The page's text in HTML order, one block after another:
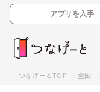
アプリを入手
つなげーとTOP 全国